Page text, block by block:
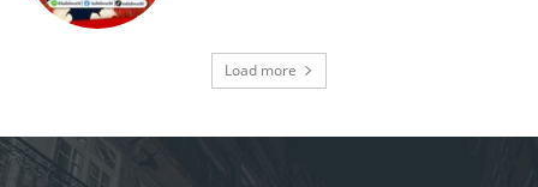
Load more